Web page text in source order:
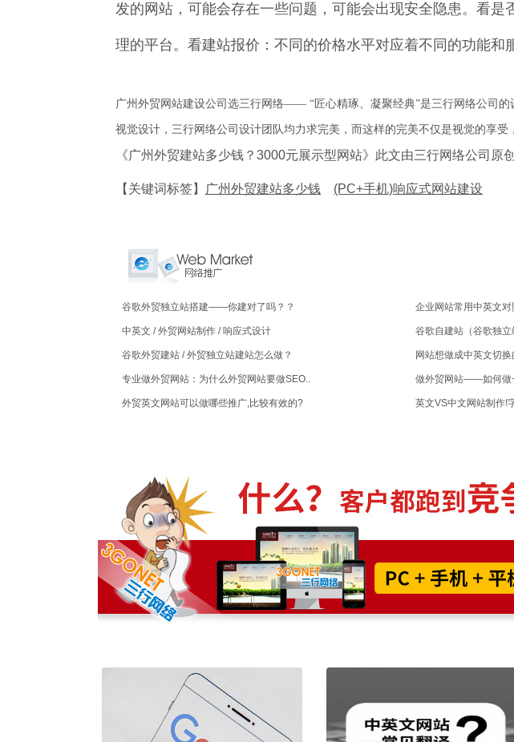
发的网站，可能会存在一些问题，可能会出现安全隐患。看
理的平台。看建站报价：不同的价格水平对应着不同的功能和
广州外贸网站建设公司选三行网络—— “匠心精琢、凝聚经典”是三行网络公司
视觉设计，三行网络公司设计团队均力求完美，而这样的完美不仅是视觉的享受
《广州外贸建站多少钱？3000元展示型网站》此文由三行网络公司原
【关键词标签】 广州外贸建站多少钱 (PC+手机)响应式网站建设
谷歌外贸独立站搭建——你建对了吗？？ 企业网站常用中英文
中英文 / 外贸网站制作 / 响应式设计 谷歌自建站（谷歌独立
谷歌外贸建站 / 外贸独立站建站怎么做？ 网站想做成中英文切换
专业做外贸网站：为什么外贸网站要做SEO.. 做外贸网站——如何做
外贸英文网站可以做哪些推广,比较有效的? 英文VS中文网站制作!